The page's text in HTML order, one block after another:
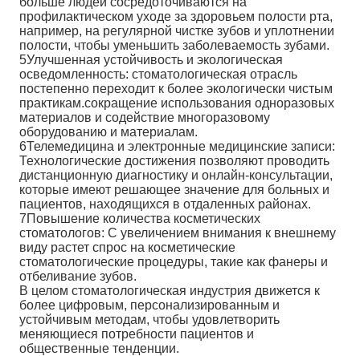
профилактическом уходе за здоровьем полости рта,
например, на регулярной чистке зубов и уплотнении
полости, чтобы уменьшить заболеваемость зубами.
5Улучшенная устойчивость и экологическая
осведомленность: стоматологическая отрасль
постепенно переходит к более экологически чистым
практикам.сокращение использования одноразовых
материалов и содействие многоразовому
оборудованию и материалам.
6Телемедицина и электронные медицинские записи:
Технологические достижения позволяют проводить
дистанционную диагностику и онлайн-консультации,
которые имеют решающее значение для больных и
пациентов, находящихся в отдаленных районах.
7Повышение количества косметических
стоматологов: С увеличением внимания к внешнему
виду растет спрос на косметические
стоматологические процедуры, такие как фанеры и
отбеливание зубов.
В целом стоматологическая индустрия движется к
более цифровым, персонализированным и
устойчивым методам, чтобы удовлетворить
меняющиеся потребности пациентов и
общественные тенденции.